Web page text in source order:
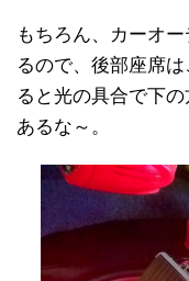
もちろん、カーオ
るので、後部座席
ると光の具合で下
あるな～。